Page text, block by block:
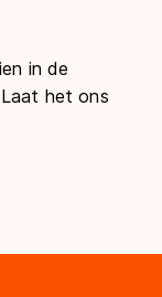
in de
het ons